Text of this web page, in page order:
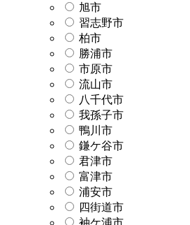
旭市
習志野市
柏市
勝浦市
市原市
流山市
八千代市
我孫子市
鴨川市
鎌ケ谷市
君津市
富津市
浦安市
四街道市
袖ケ浦市